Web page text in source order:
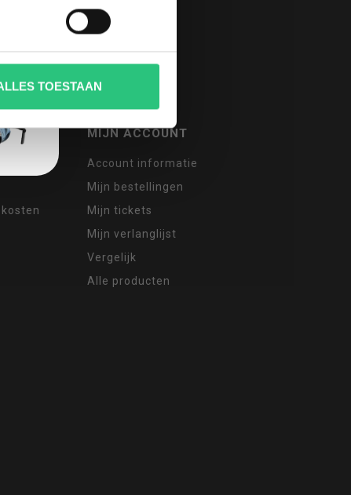
TOESTAAN
MIJN ACCOUNT
Account informatie
Mijn bestellingen
Mijn tickets
Mijn verlanglijst
Vergelijk
Alle producten